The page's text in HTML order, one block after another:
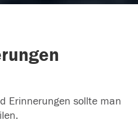
Erinnerungen sollte man